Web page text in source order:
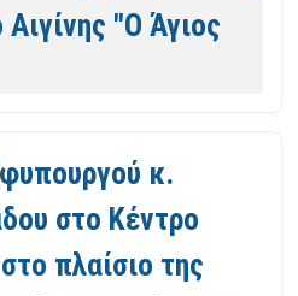
"Ο Άγιος
κ.
στο Κέντρο
πλαίσιο της